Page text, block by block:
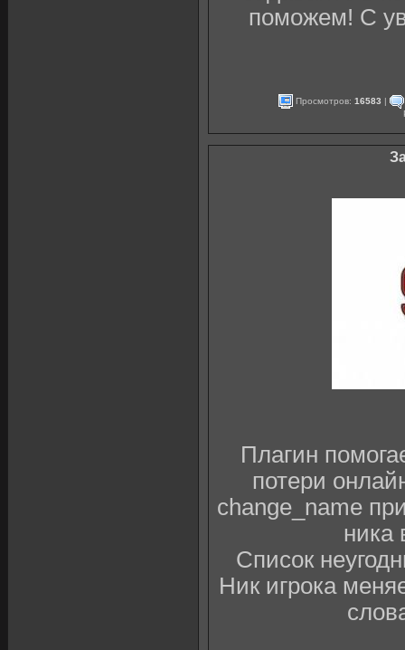
поможем! С
Просмотров: 16583 |
Плагин
потери
change_name
ника
Список
Ник игрока